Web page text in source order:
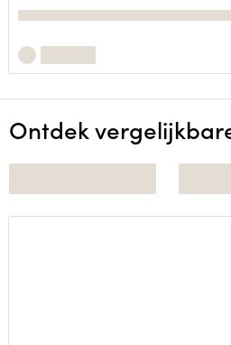
Ontdek